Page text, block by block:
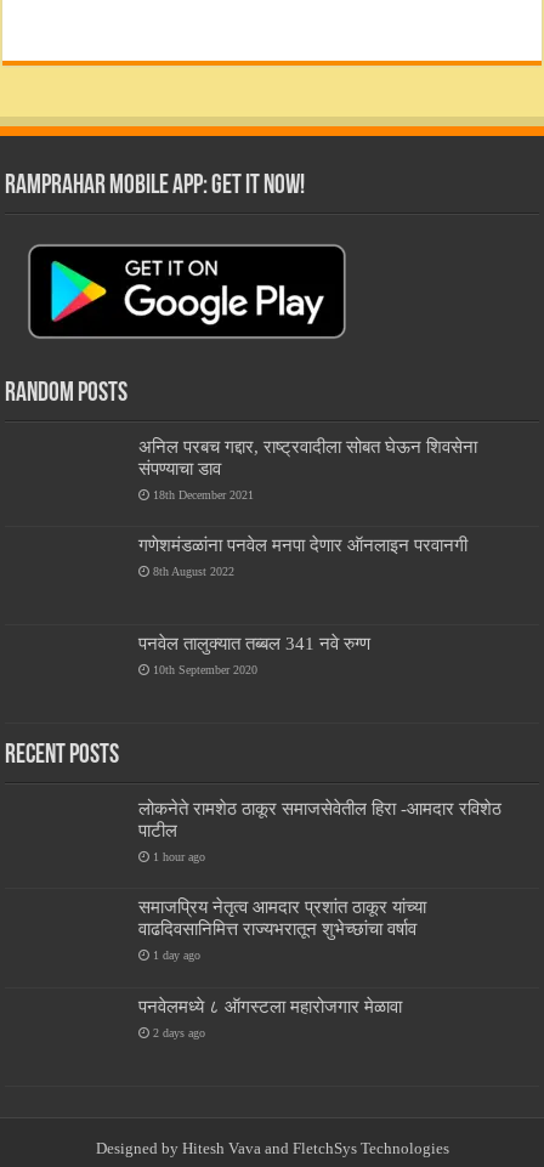
RamPrahar Mobile App: Get it Now!
Random Posts
अनिल परबच गद्दार, राष्ट्रवादीला सोबत घेऊन शिवसेना
संपण्याचा डाव
18th December 2021
गणेशमंडळांना पनवेल मनपा देणार ऑनलाइन परवानगी
8th August 2022
पनवेल तालुक्यात तब्बल 341 नवे रुग्ण
10th September 2020
Recent Posts
लोकनेते रामशेठ ठाकूर समाजसेवेतील हिरा -आमदार रविशेठ
पाटील
1 hour ago
समाजप्रिय नेतृत्व आमदार प्रशांत ठाकूर यांच्या
वाढदिवसानिमित्त राज्यभरातून शुभेच्छांचा वर्षाव
1 day ago
पनवेलमध्ये ८ ऑगस्टला महारोजगार मेळावा
2 days ago
Designed by Hitesh Vava and FletchSys Technologies